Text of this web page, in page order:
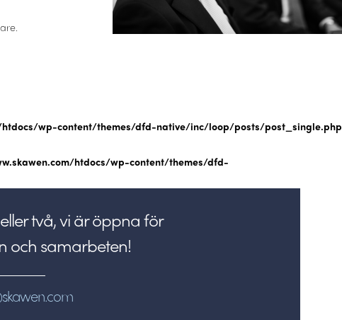
wp-content/themes/dfd-native/inc/loop/posts/post_single.php
htdocs/wp-content/themes/dfd-
två, vi är öppna för
och samarbeten!